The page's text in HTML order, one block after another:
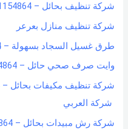
شركة تنظيف بحائل – 0551154864 اتصل بنا – شركة العربي
شركة تنظيف منازل بعرعر
طرق غسيل السجاد بسهولة – 0551154864- شركة العربي
وايت صرف صحي حائل – 0551154864 اتصل بنا – شركة العربي
شركة العربي
شركة رش مبيدات بحائل – 0551154864 اتصل بنا – شركة العربي